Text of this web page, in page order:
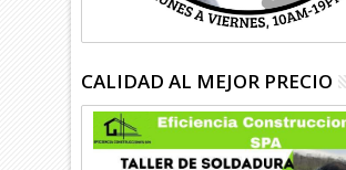
CALIDAD AL MEJOR PRECIO